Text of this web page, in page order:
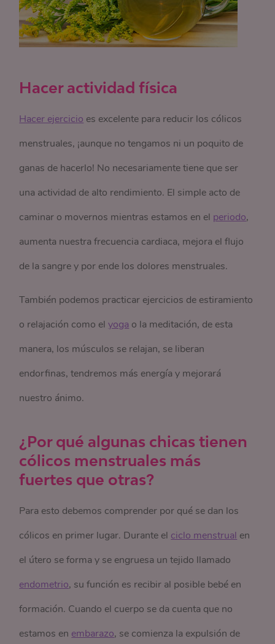
Hacer actividad física
Hacer ejercicio es excelente para reducir los cólicos
menstruales, ¡aunque no tengamos ni un poquito de
ganas de hacerlo! No necesariamente tiene que ser
una actividad de alto rendimiento. El simple acto de
caminar o movernos mientras estamos en el periodo,
aumenta nuestra frecuencia cardiaca, mejora el flujo
de la sangre y por ende los dolores menstruales.
También podemos practicar ejercicios de estiramiento
o relajación como elyoga o la meditación, de esta
manera, los músculos se relajan, se liberan
endorfinas, tendremos más energía y mejorará
nuestro ánimo.
¿Por qué algunas chicas tienen
cólicos menstruales más
fuertes que otras?
Para esto debemos comprender por qué se dan los
cólicos en primer lugar. Durante el ciclo menstrual en
el útero se forma y se engruesa un tejido llamado
endometrio, su función es recibir al posible bebé en
formación. Cuando el cuerpo se da cuenta que no
estamos en embarazo, se comienza la expulsión de